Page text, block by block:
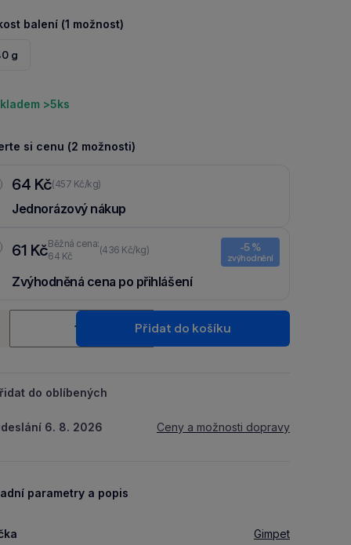
balení (1 možnost)
g
>5ks
si cenu (2 možnosti)
64 Kč(457 Kč/kg)
Jednorázový nákup
61 KčBěžná cena:
64 Kč
(436 Kč/kg) -5 %
zvýhodnění
Zvýhodněná cena po přihlášení
+
Přidat do košíku
do oblíbených
6. 8. 2026 Ceny a možnosti dopravy
parametry a popis
Gimpet